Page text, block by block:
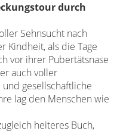
durch
Sehnsucht nach
Kindheit, als die Tage
vor ihrer Pubertätsnase
auch voller
gesellschaftliche
lag den Menschen wie
heiteres Buch,